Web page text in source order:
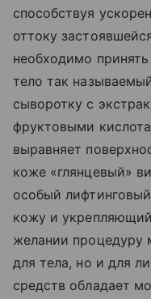
способствуя
оттоку
необходимо
тело так
сыворотку с
фруктовыми
выравняет
коже «глянцевый»
особый
кожу и
желании процедуру
для тела, но и для
средств обладает